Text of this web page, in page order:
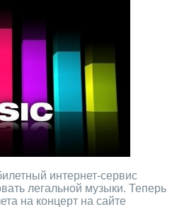
интернет-сервис
легальной музыки. Теперь
на концерт на сайте